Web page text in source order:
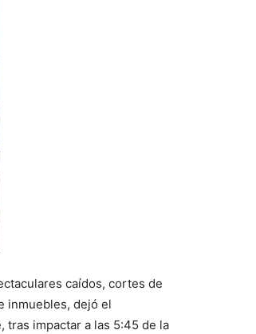
caídos, cortes de
inmuebles, dejó el
tras impactar a las 5:45 de la